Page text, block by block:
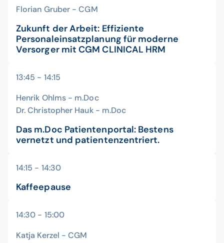
Florian Gruber - CGM
Zukunft der Arbeit: Effiziente
Personaleinsatzplanung für moderne
Versorger mit CGM CLINICAL HRM
13:45 - 14:15
Henrik Ohlms - m.Doc
Dr. Christopher Hauk - m.Doc
Das m.Doc Patientenportal: Bestens
vernetzt und patientenzentriert.
14:15 - 14:30
Kaffeepause
14:30 - 15:00
Katja Kerzel - CGM